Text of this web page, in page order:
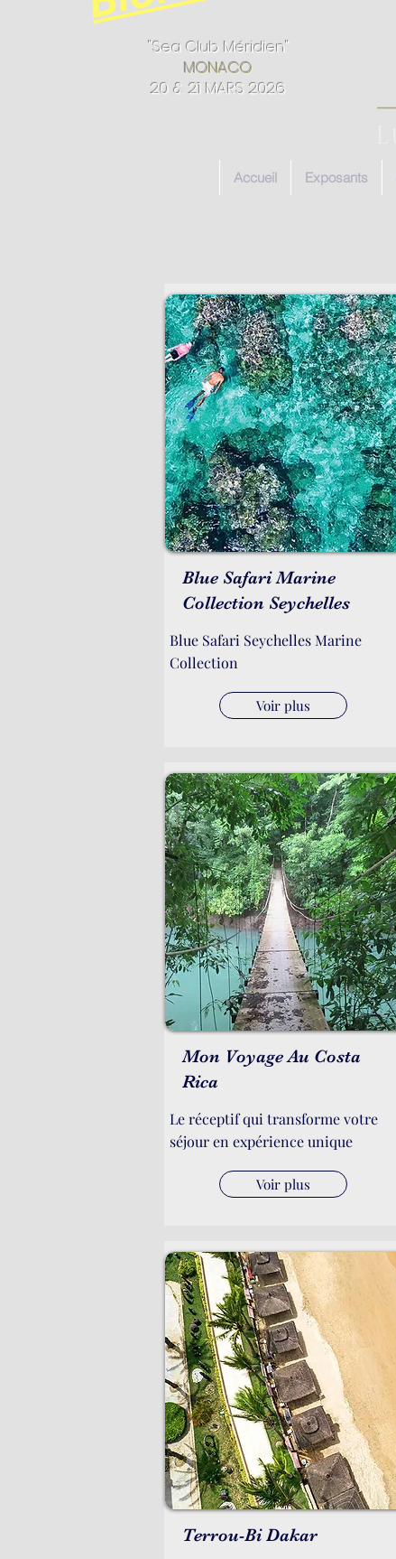
"Sea Club Méridien"
MONACO
20 & 21 MARS 2026
Accueil Exposants
Blue Safari Marine
Collection Seychelles
Blue Safari Seychelles Marine
Collection
Voir plus
Mon Voyage Au Costa
Rica
Le réceptif qui transforme votre
séjour en expérience unique
Voir plus
Terrou-Bi Dakar